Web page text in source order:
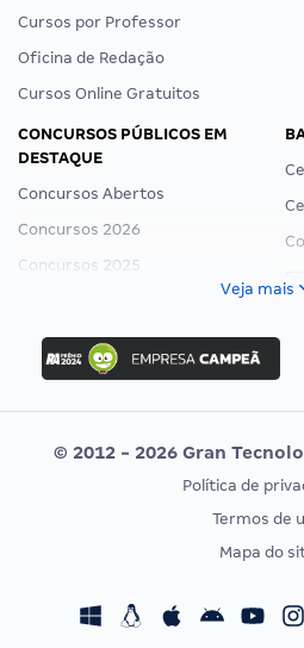
Cursos por Professor
Oficina de Redação
Cursos Online Gratuitos
CONCURSOS PÚBLICOS EM
DESTAQUE
Concursos Abertos
Concursos 2026
Concursos 2025
Concurso Ibama
Concurso MPU
Editais publicados
CONCURSOS POR PROFISSÃO
Concursos Fiscais
Veja mais
© 2012 - 2026 Gran
Política de
Termos de
Mapa do